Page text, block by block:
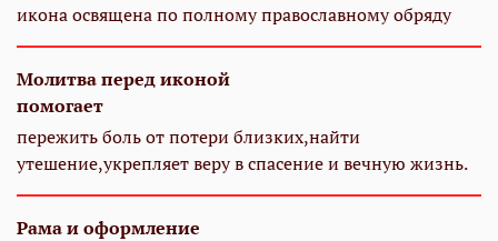
икона освящена по полному православному обряду
Молитва перед иконой
помогает
пережить боль от потери близких,найти
утешение,укрепляет веру в спасение и вечную жизнь.
Рама и оформление